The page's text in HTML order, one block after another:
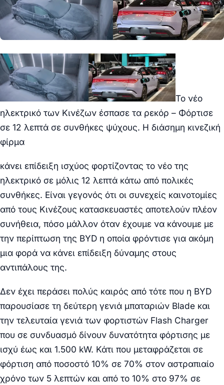
Το νέο
ηλεκτρικό των Κινέζων έσπασε τα ρεκόρ – Φόρτισε
σε 12 λεπτά σε συνθήκες ψύχους. Η διάσημη κινεζική
φίρμα
κάνει επίδειξη ισχύος φορτίζοντας το νέο της
ηλεκτρικό σε μόλις 12 λεπτά κάτω από πολικές
συνθήκες. Είναι γεγονός ότι οι συνεχείς καινοτομίες
από τους Κινέζους κατασκευαστές αποτελούν πλέον
συνήθεια, πόσο μάλλον όταν έχουμε να κάνουμε με
την περίπτωση της BYD η οποία φρόντισε για ακόμη
μια φορά να κάνει επίδειξη δύναμης στους
αντιπάλους της.
Δεν έχει περάσει πολύς καιρός από τότε που η BYD
παρουσίασε τη δεύτερη γενιά μπαταριών Blade και
την τελευταία γενιά των φορτιστών Flash Charger
που σε συνδυασμό δίνουν δυνατότητα φόρτισης με
ισχύ έως και 1.500 kW. Κάτι που μεταφράζεται σε
φόρτιση από ποσοστό 10% σε 70% στον αστραπιαίο
χρόνο των 5 λεπτών και από το 10% στο 97% σε